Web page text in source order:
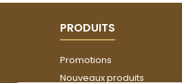
PRODUITS
Promotions
Nouveaux produits